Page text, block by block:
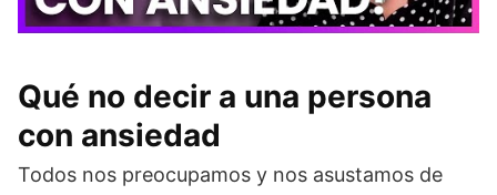
Qué no decir a una persona
con ansiedad
Todos nos preocupamos y nos asustamos de